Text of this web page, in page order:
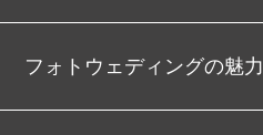
フォトウェディングの魅力